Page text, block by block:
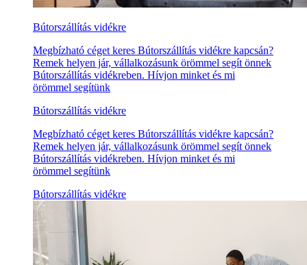
Bútorszállítás vidékre
Megbízható céget keres Bútorszállítás vidékre kapcsán?
Remek helyen jár, vállalkozásunk örömmel segít önnek
Bútorszállítás vidékreben. Hívjon minket és mi
örömmel segítünk
Bútorszállítás vidékre
Megbízható céget keres Bútorszállítás vidékre kapcsán?
Remek helyen jár, vállalkozásunk örömmel segít önnek
Bútorszállítás vidékreben. Hívjon minket és mi
örömmel segítünk
Bútorszállítás vidékre